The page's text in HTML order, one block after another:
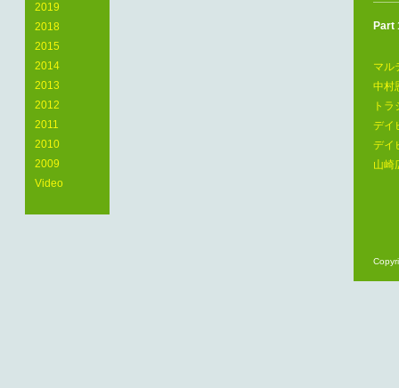
2019
2018
2015
2014
2013
2012
2011
2010
2009
Video
Part
マル
中村
ト
デイ
デイ
山崎